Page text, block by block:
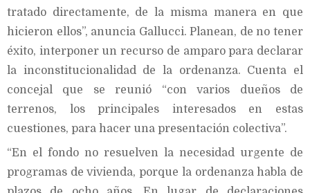
tratado directamente, de la misma manera en que
hicieron ellos”, anuncia Gallucci. Planean, de no tener
éxito, interponer un recurso de amparo para declarar
la inconstitucionalidad de la ordenanza. Cuenta el
concejal que se reunió “con varios dueños de
terrenos, los principales interesados en estas
cuestiones, para hacer una presentación colectiva”.
“En el fondo no resuelven la necesidad urgente de
programas de vivienda, porque la ordenanza habla de